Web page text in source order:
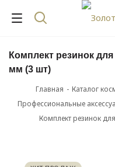
Комплект резинок
мм (3 шт)
Главная - Каталог
Профессиональные
Комплект резинок